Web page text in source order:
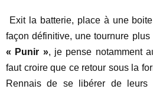
Exit la batterie, place à une
façon définitive, une tournure
« Punir », je pense notamment
faut croire que ce retour sous la
Rennais de se libérer de leurs